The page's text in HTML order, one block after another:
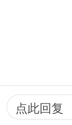
点此回复